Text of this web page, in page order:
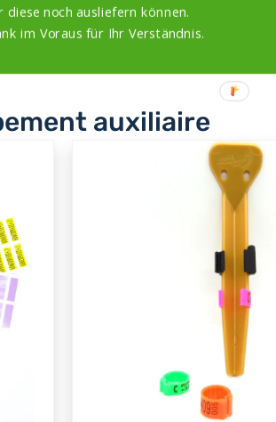
auxiliaire
diese noch ausliefern können.
im Voraus für Ihr Verständnis.